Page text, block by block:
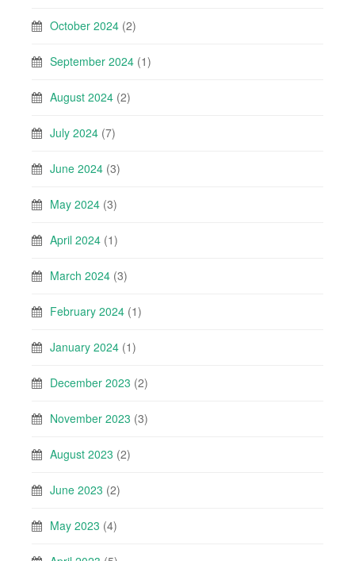
October 2024 (2)
September 2024 (1)
August 2024 (2)
July 2024 (7)
June 2024 (3)
May 2024 (3)
April 2024 (1)
March 2024 (3)
February 2024 (1)
January 2024 (1)
December 2023 (2)
November 2023 (3)
August 2023 (2)
June 2023 (2)
May 2023 (4)